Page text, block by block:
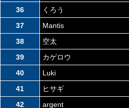
36 くろう
37
Mantis
38
空太
39
カゲロウ
40
Luki
41
ヒサギ
42
argent